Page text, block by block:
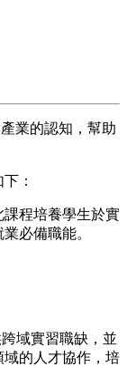
業的認知，幫助
：
程培養學生於實
必備職能。
域實習職缺，並
的人才協作，培